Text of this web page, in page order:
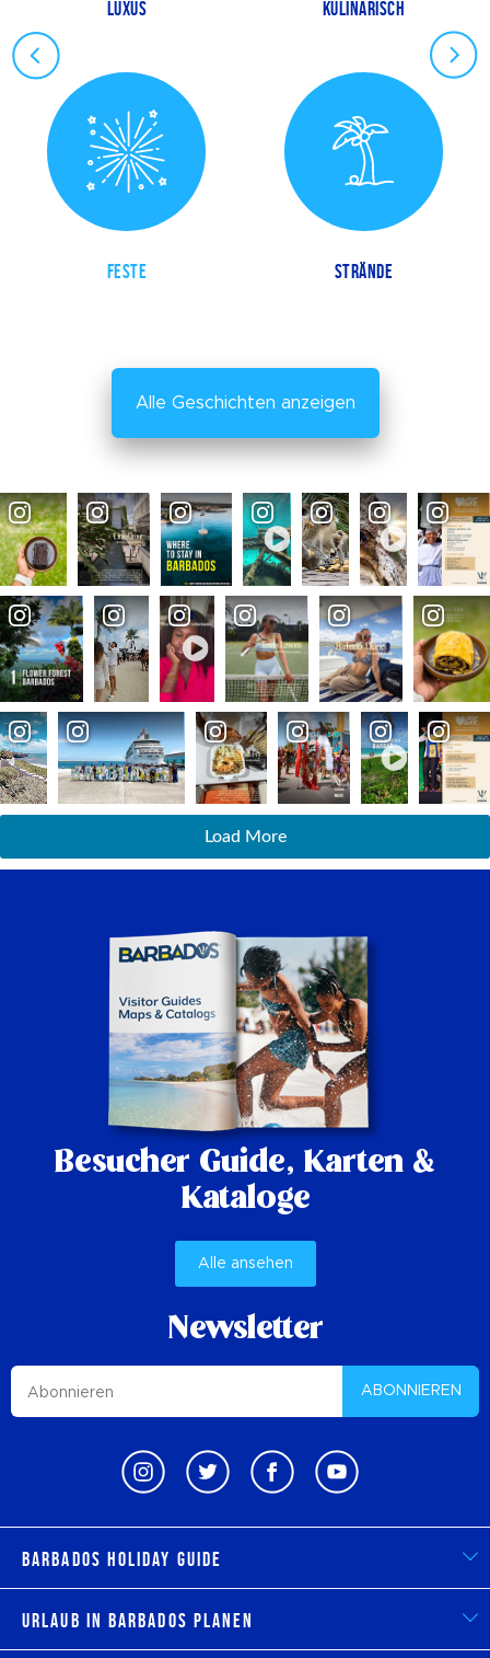
LUXUS
FESTE
KULINARISCH
STRÄNDE
Alle Geschichten anzeigen
Load More
Besucher Guide, Karten &
Kataloge
Alle ansehen
Newsletter
ABONNIEREN
Barbados Holiday Guide
Urlaub in Barbados planen